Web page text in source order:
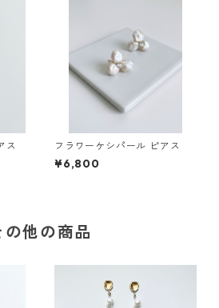
ス フラワーケシパール ピアス
¥6,800
の他の商品